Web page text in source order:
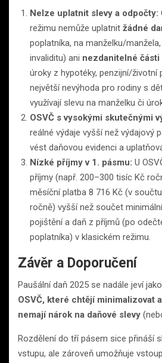
Nelze uplatnit slevy a odpočty:
režimu nemůže uplatnit žádné
poplatníka, na manželku/
invaliditu) ani nezdanitelné části
úroky z hypotéky, penzijní/životní
největší nevýhoda pro rodiny s
využívají slevu na manželku či
OSVČ s vysokými skutečnými
reálné výdaje vyšší než výdajový
vést daňovou evidenci a
Nízké příjmy v 1. pásmu: U
příjmy (např. 200–300 tisíc Kč
měsíční platba 8 716 Kč (v
ročně) vyšší než součet
pojištění a daň z příjmů (po
poplatníka) v klasickém režimu.
Závěr a Doporučení
Paušální daň 2025 se nadále jeví jako
OSVČ, které chtějí minimalizovat
nemají nárok na daňové slevy
Rozdělení do tří pásem sice přináší
vstupu, ale zároveň umožňuje